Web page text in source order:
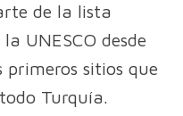
de la lista
UNESCO desde
sitios que
Turquía.